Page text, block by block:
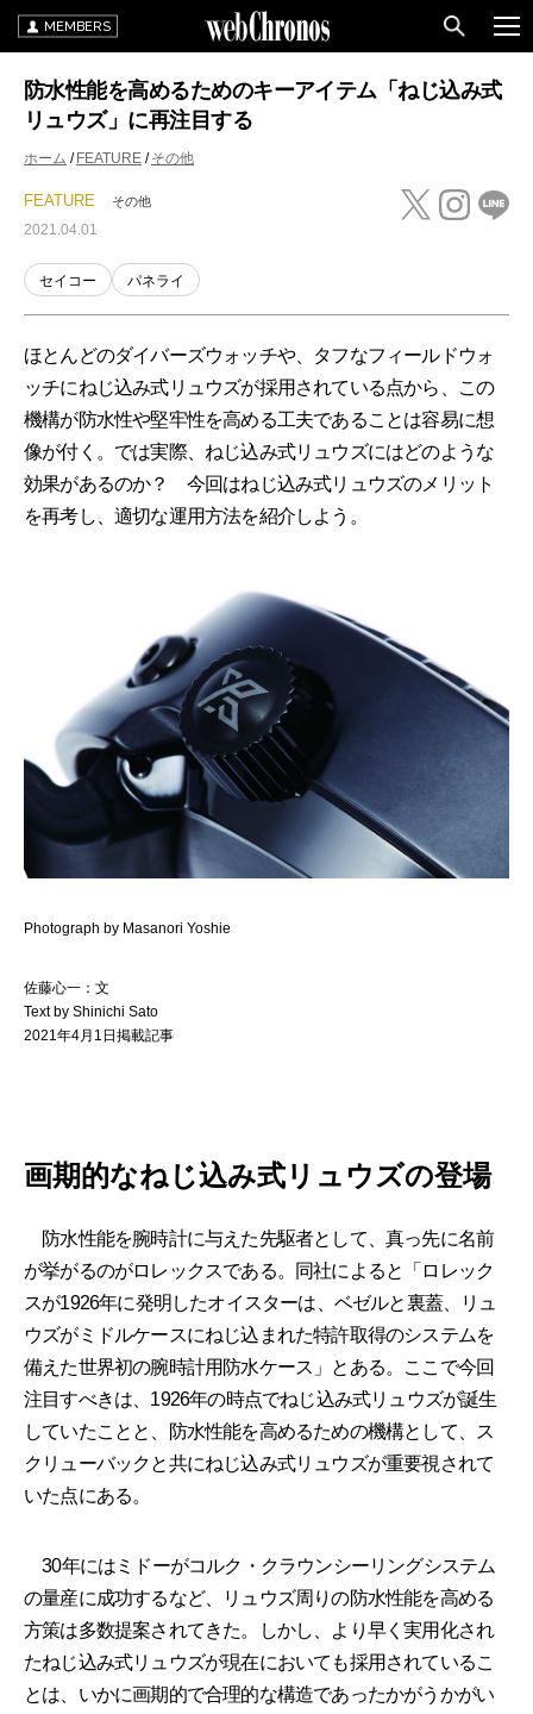
MEMBERS
防水性能を高めるためのキーアイテム「ねじ込み式
リュウズ」に再注目する
ホーム FEATURE その他
FEATURE その他
2021.04.01
セイコー パネライ
ほとんどのダイバーズウォッチや、タフなフィールドウォ
ッチにねじ込み式リュウズが採用されている点から、この
機構が防水性や堅牢性を高める工夫であることは容易に想
像が付く。では実際、ねじ込み式リュウズにはどのような
効果があるのか？ 今回はねじ込み式リュウズのメリット
を再考し、適切な運用方法を紹介しよう。
Photograph by Masanori Yoshie
佐藤心一：文
Text by Shinichi Sato
2021年4月1日掲載記事
画期的なねじ込み式リュウズの登場
防水性能を腕時計に与えた先駆者として、真っ先に名前
が挙がるのがロレックスである。同社によると「ロレック
スが1926年に発明したオイスターは、ベゼルと裏蓋、リュ
ウズがミドルケースにねじ込まれた特許取得のシステムを
備えた世界初の腕時計用防水ケース」とある。ここで今回
注目すべきは、1926年の時点でねじ込み式リュウズが誕生
していたことと、防水性能を高めるための機構として、ス
クリューバックと共にねじ込み式リュウズが重要視されて
いた点にある。
30年にはミドーがコルク・クラウンシーリングシステム
の量産に成功するなど、リュウズ周りの防水性能を高める
方策は多数提案されてきた。しかし、より早く実用化され
たねじ込み式リュウズが現在においても採用されているこ
とは、いかに画期的で合理的な構造であったかがうかがい